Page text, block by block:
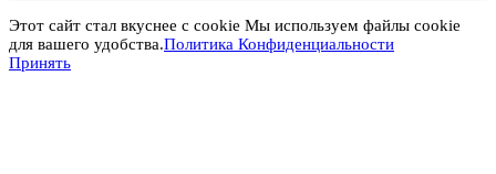
Этот сайт стал вкуснее с cookie Мы используем файлы cookie
для вашего удобства.Политика Конфиденциальности
Принять